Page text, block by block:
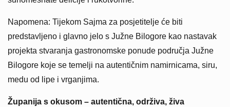
Napomena: Tijekom Sajma za posjetitelje će biti
predstavljeno i glavno jelo s Južne Bilogore kao nastavak
projekta stvaranja gastronomske ponude područja Južne
Bilogore koje se temelji na autentičnim namirnicama, siru,
medu od lipe i vrganjima.
Županija s okusom – autentična, održiva, živa